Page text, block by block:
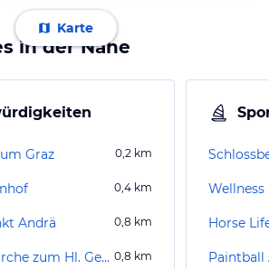
Karte
in der Nähe
Graz 0,2 km
0,4 km
Andrä 0,8 km
Bürgerspitalskirche zum Hl. Geist 0,8 km
Wellness
Horse
Paintball